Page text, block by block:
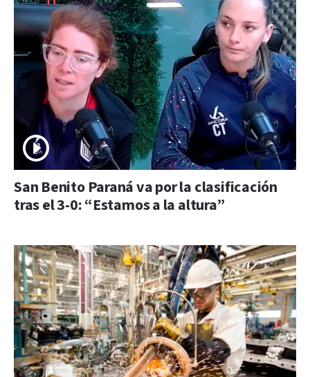
San Benito Paraná va por la clasificación
tras el 3-0: “Estamos a la altura”